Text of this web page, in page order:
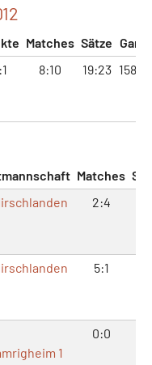
Matches Sätze
8:10 19:23
Matches
2:4
5:1
1
0:0